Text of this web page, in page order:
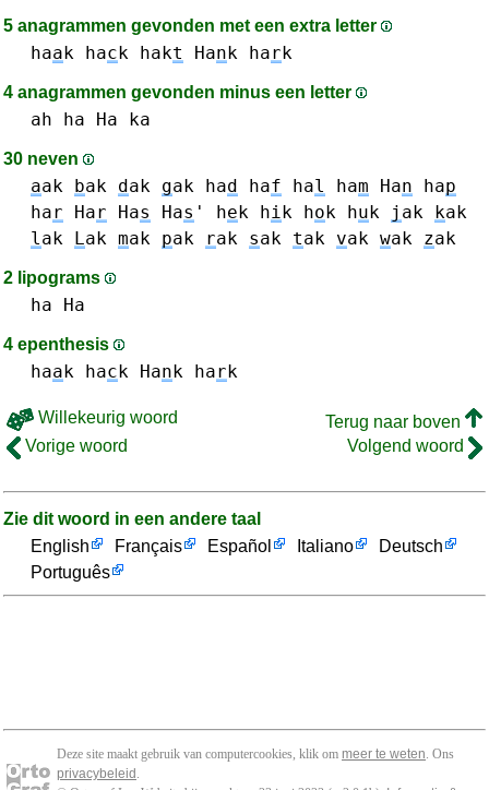
5 anagrammen gevonden met een extra letter
haak hack hakt Hank hark
4 anagrammen gevonden minus een letter
ah ha Ha ka
30 neven
aak bak dak gak had haf hal ham Han hap
har Har Has Has ' hek hik hok huk j ak kak
lak Lak mak pak rak sak tak vak wak zak
2 lipograms
ha Ha
4 epenthesis
haak hack Hank hark
Willekeurig woord
Terug naar boven
Vorige woord
Volgend woord
Zie dit woord in een andere taal
English
Français Español Italiano
Deutsch
Português
Deze site maakt gebruik van computercookies, klik om meer te weten. Ons
privacybeleid .